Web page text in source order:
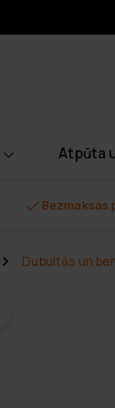
Atpūta
Bezmaksas
Dubultās un